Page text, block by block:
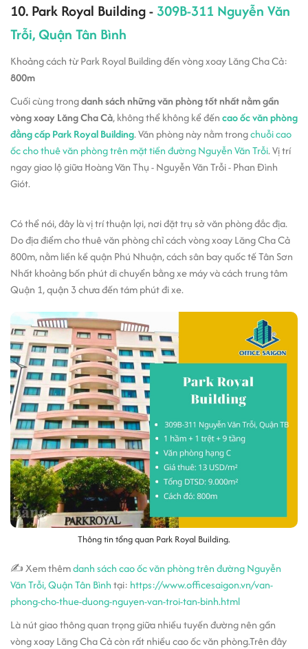
10. Park Royal Building - 309B-311 Nguyễn Văn
Trỗi, Quận Tân Bình
Khoảng cách từ Park Royal Building đến vòng xoay Lăng Cha Cả:
800m
Cuối cùng trongdanh sách những văn phòng tốt nhất nằm gần
vòng xoay Lăng Cha Cả, không thể không kể đếncao ốc văn phòng
đẳng cấp Park Royal Building. Văn phòng này nằm trongchuỗi cao
ốc cho thuê văn phòng trên mặt tiền đường Nguyễn Văn Trỗi. Vị trí
ngay giao lộ giữa Hoàng Văn Thụ - Nguyễn Văn Trỗi - Phan Đình
Giót.
Có thể nói, đây là vị trí thuận lợi, nơi đặt trụ sở văn phòng đắc địa.
Do địa điểm cho thuê văn phòng chỉ cách vòng xoay Lăng Cha Cả
800m, nằm liền kề quận Phú Nhuận, cách sân bay quốc tế Tân Sơn
Nhất khoảng bốn phút di chuyển bằng xe máy và cách trung tâm
Quận 1, quận 3 chưa đến tám phút đi xe.
Thông tin tổng quan Park Royal Building.
✍ Xem thêmdanh sách cao ốc văn phòng trên đường Nguyễn
Văn Trỗi, Quận Tân Bìnhtại: https://www.officesaigon.vn/van-
phong-cho-thue-duong-nguyen-van-troi-tan-binh.html
Là nút giao thông quan trọng giữa nhiều tuyến đường nên gần
vòng xoay Lăng Cha Cả còn rất nhiều cao ốc văn phòng.Trên đây